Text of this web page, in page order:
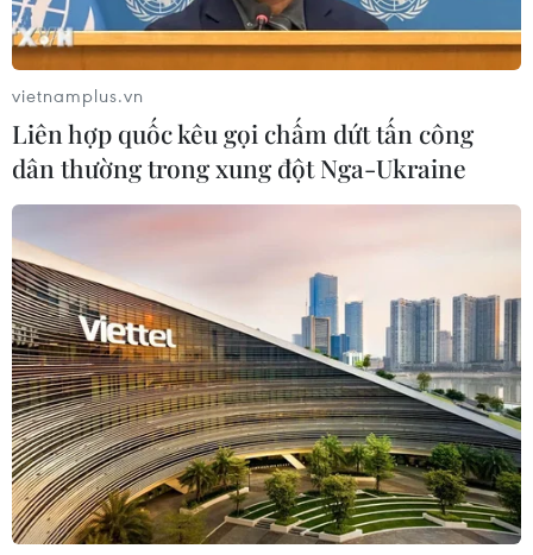
Mỹ không ủng hộ WTO lên án hành động
của Nga ở Ukraine
26/02/2025 14:11
Đây là lần đầu tiên Mỹ không ủng hộ tuyên bố chung tại
WTO lên án hành động của Nga ở Ukraine được đưa
ra hàng năm kể từ khi Nga phát động cuộc xung đột
toàn diện hồi tháng 2/2022.
vietnamplus.vn
Liên hợp quốc kêu gọi chấm dứt tấn công
dân thường trong xung đột Nga-Ukraine